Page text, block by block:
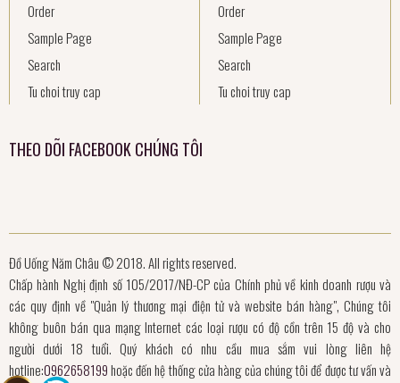
Order
Sample Page
Search
Tu choi truy cap
Order
Sample Page
Search
Tu choi truy cap
THEO DÕI FACEBOOK CHÚNG TÔI
Đồ Uống Năm Châu © 2018. All rights reserved.
Chấp hành Nghị định số 105/2017/NĐ-CP của Chính phủ về kinh doanh rượu và
các quy định về "Quản lý thương mại điện tử và website bán hàng", Chúng tôi
không buôn bán qua mạng Internet các loại rượu có độ cồn trên 15 độ và cho
người dưới 18 tuổi. Quý khách có nhu cầu mua sắm vui lòng liên hệ
hotline:0962658199hoặc đến hệ thống cửa hàng của chúng tôi để được tư vấn và